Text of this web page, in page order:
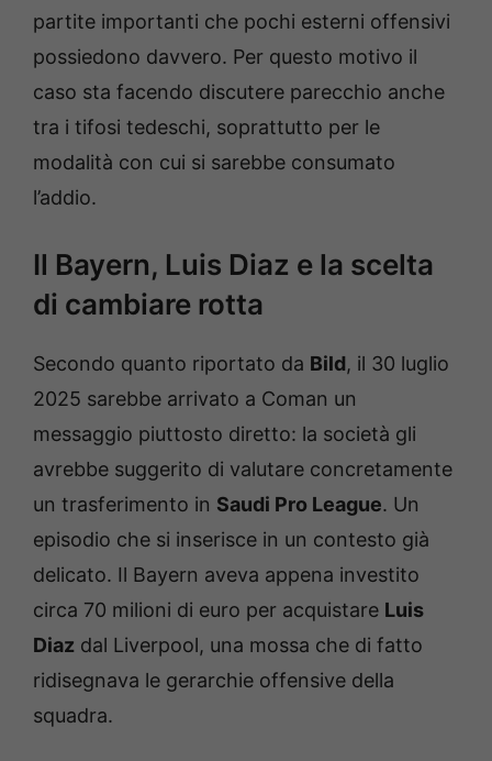
partite importanti che pochi esterni offensivi
possiedono davvero. Per questo motivo il
caso sta facendo discutere parecchio anche
tra i tifosi tedeschi, soprattutto per le
modalità con cui si sarebbe consumato
l’addio.
Il Bayern, Luis Diaz e la scelta
di cambiare rotta
Secondo quanto riportato da Bild, il 30 luglio
2025 sarebbe arrivato a Coman un
messaggio piuttosto diretto: la società gli
avrebbe suggerito di valutare concretamente
un trasferimento in Saudi Pro League. Un
episodio che si inserisce in un contesto già
delicato. Il Bayern aveva appena investito
circa 70 milioni di euro per acquistare Luis
Diaz dal Liverpool, una mossa che di fatto
ridisegnava le gerarchie offensive della
squadra.